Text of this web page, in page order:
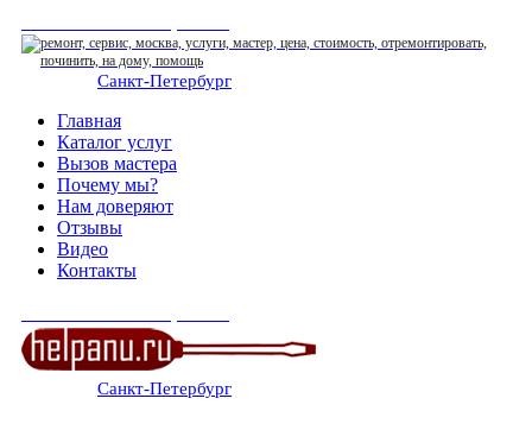
Санкт-Петербург
Главная
Каталог услуг
Вызов мастера
Почему мы?
Нам доверяют
Отзывы
Видео
Контакты
Санкт-Петербург